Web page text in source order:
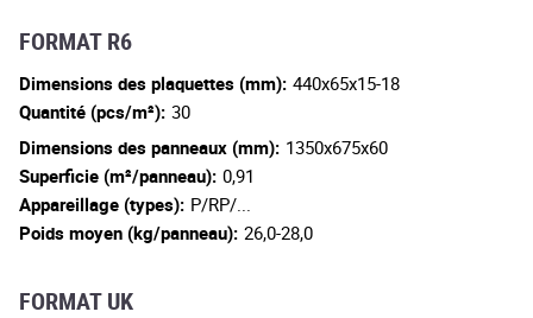
FORMAT R6
Dimensions des plaquettes (mm): 440x65x15-18
Quantité (pcs/m²): 30
Dimensions des panneaux (mm): 1350x675x60
Superficie (m²/panneau): 0,91
Appareillage (types): P/RP/...
Poids moyen (kg/panneau): 26,0-28,0
FORMAT UK